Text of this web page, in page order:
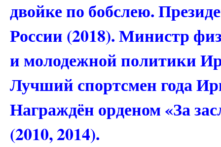
двойке по бобслею.
России (2018). Министр
и молодежной политики
Лучший спортсмен года
Награждён орденом «За
(2010, 2014).